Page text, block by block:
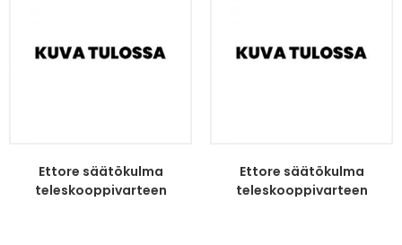
Ettore säätökulma
teleskooppivarteen
Ettore säätökulma
teleskooppivarteen